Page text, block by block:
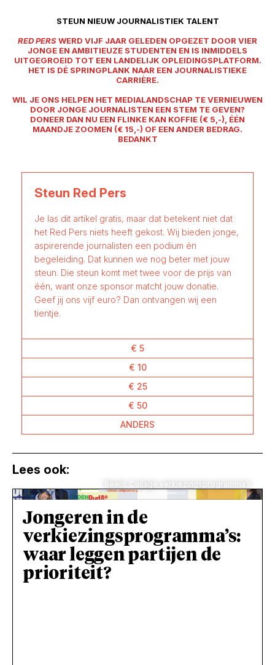
STEUN NIEUW JOURNALISTIEK TALENT
RED PERSWERD VIJF JAAR GELEDEN OPGEZET DOOR VIER
JONGE EN AMBITIEUZE STUDENTEN EN IS INMIDDELS
UITGEGROEID TOT EEN LANDELIJK OPLEIDINGSPLATFORM.
HET IS DÉ SPRINGPLANK NAAR EEN JOURNALISTIEKE
CARRIÈRE.
WIL JE ONS HELPEN HET MEDIALANDSCHAP TE VERNIEUWEN
DOOR JONGE JOURNALISTEN EEN STEM TE GEVEN?
DONEER DAN NU EEN FLINKE KAN KOFFIE (€ 5,-), ÉÉN
MAANDJE ZOOMEN (€ 15,-) OF EEN ANDER BEDRAG.
BEDANKT
Steun Red Pers
Je las dit artikel gratis, maar dat betekent niet dat
het Red Pers niets heeft gekost. Wij bieden jonge,
aspirerende journalisten een podium én
begeleiding. Dat kunnen we nog beter met jouw
steun. Die steun komt met twee voor de prijs van
één, want onze sponsor matcht jouw donatie.
Geef jij ons vijf euro? Dan ontvangen wij een
tientje.
€ 5
€ 10
€ 25
€ 50
ANDERS
Lees ook:
Beeld: Collage verkiezingsprogramma’s
Jongeren in de
verkiezingsprogramma’s:
waar leggen partijen de
prioriteit?